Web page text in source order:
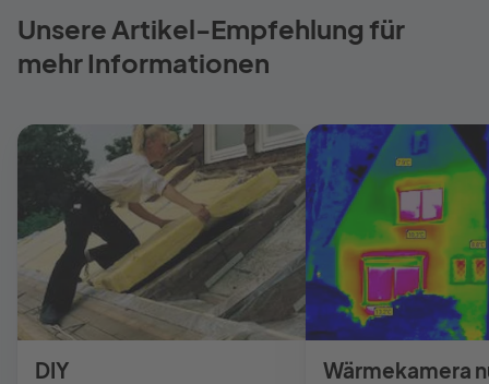
Unsere Artikel-Empfehlung für
mehr Informationen
DIY
Wärmekamera